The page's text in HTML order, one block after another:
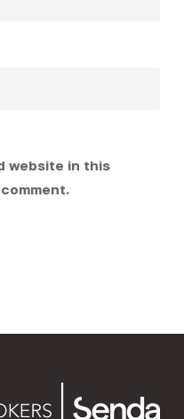
website in this